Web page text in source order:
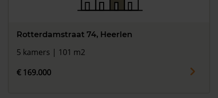
Rotterdamstraat 74, Heerlen
5 kamers | 101 m2
€ 169.000